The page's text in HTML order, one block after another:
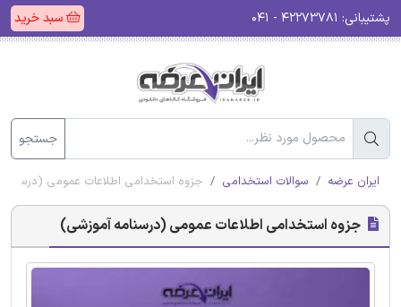
پشتیبانی: سبد خرید
جستجو
ایران عرضه سوالات استخدامی جزوه استخدامی اطلاعات عمومی
جزوه استخدامی اطلاعات عمومی (درسنامه آموزشی)